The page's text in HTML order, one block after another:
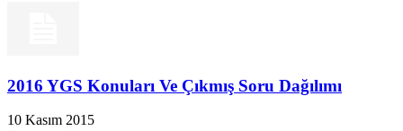
2016 YGS Konuları Ve Çıkmış Soru Dağılımı
10 Kasım 2015